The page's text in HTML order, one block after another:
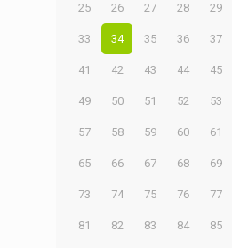
25 26 27 28 29
33 34 35 36 37
41 42 43 44 45
49 50 51 52 53
57 58 59 60 61
65 66 67 68 69
73 74 75 76 77
81 82 83 84 85